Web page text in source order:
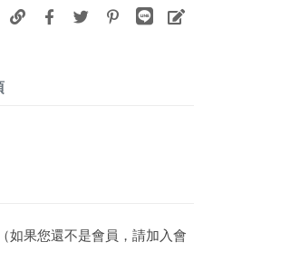
如果您還不是會員，請加入會